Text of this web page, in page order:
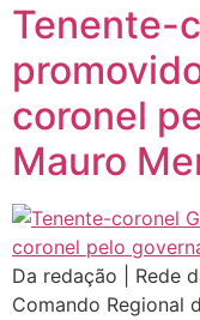
Tenente-
coronel
Mauro
Da redação | Rede
Comando Regional